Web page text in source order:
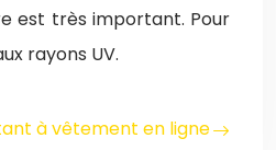
est très important. Pour
rayons UV.
à vêtement en ligne